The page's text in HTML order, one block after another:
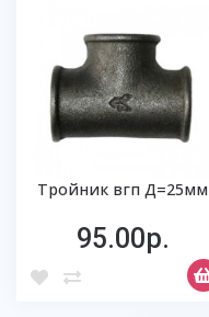
Тройник вгп Д=25мм
95.00р.